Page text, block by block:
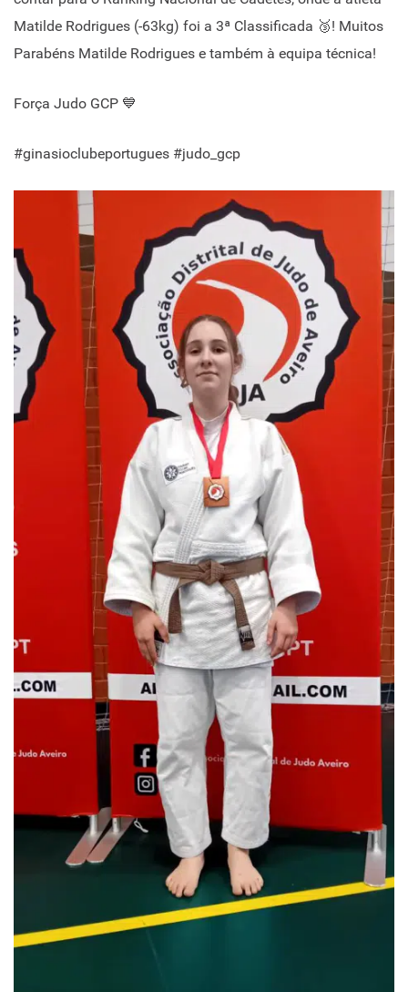
Matilde Rodrigues (-63kg) foi a 3ª Classificada 🥉! Muitos
Parabéns Matilde Rodrigues e também à equipa técnica!
Força Judo GCP 💙
#ginasioclubeportugues #judo_gcp